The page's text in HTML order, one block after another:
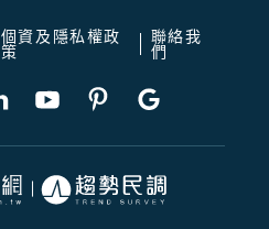
個資及隱私權政
策
聯絡我
們